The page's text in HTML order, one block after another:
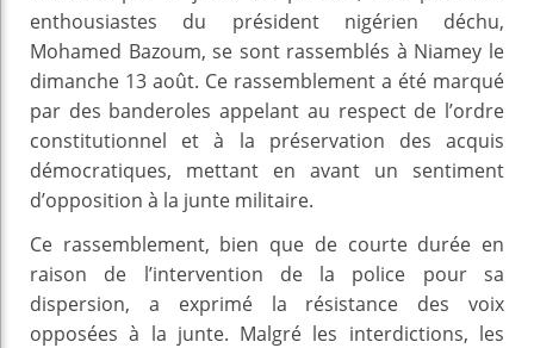
enthousiastes du président nigérien déchu,
Mohamed Bazoum, se sont rassemblés à Niamey le
dimanche 13 août. Ce rassemblement a été marqué
par des banderoles appelant au respect de l’ordre
constitutionnel et à la préservation des acquis
démocratiques, mettant en avant un sentiment
d’opposition à la junte militaire.
Ce rassemblement, bien que de courte durée en
raison de l’intervention de la police pour sa
dispersion, a exprimé la résistance des voix
opposées à la junte. Malgré les interdictions, les